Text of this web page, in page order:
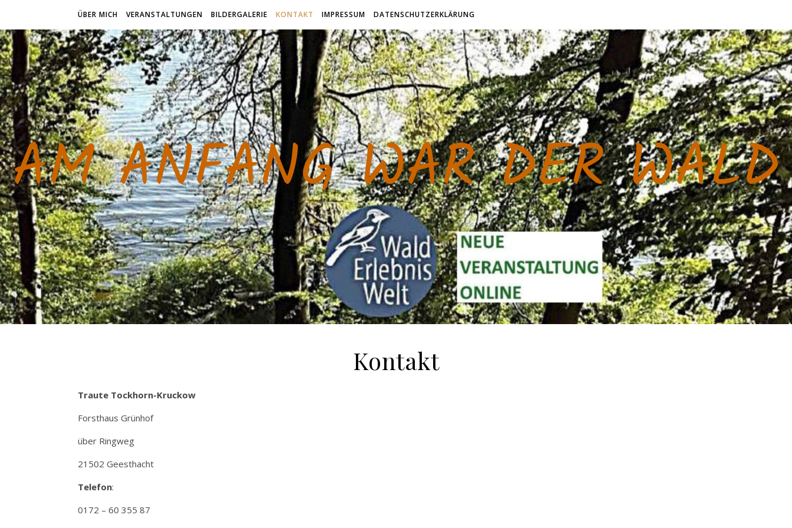
ÜBER MICH VERANSTALTUNGEN BILDERGALERIE KONTAKT IMPRESSUM DATENSCHUTZERKLÄRUNG
AM ANFANG WAR DER WALD
Kontakt
Traute Tockhorn-Kruckow
Forsthaus Grünhof
über Ringweg
21502 Geesthacht
Telefon:
0172 – 60 355 87